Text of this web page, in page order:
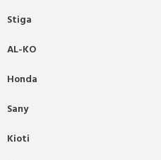
Stiga
AL-KO
Honda
Sany
Kioti